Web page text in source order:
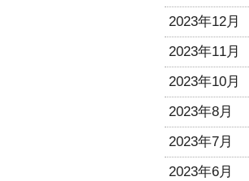
2023年12月
2023年11月
2023年10月
2023年8月
2023年7月
2023年6月